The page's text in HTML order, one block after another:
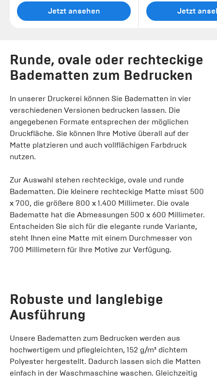
Jetzt ansehen Jetzt
Runde, ovale oder rechteckige
Badematten zum Bedrucken
In unserer Druckerei können Sie Badematten in vier
verschiedenen Versionen bedrucken lassen. Die
angegebenen Formate entsprechen der möglichen
Druckfläche. Sie können Ihre Motive überall auf der
Matte platzieren und auch vollflächigen Farbdruck
nutzen.
Zur Auswahl stehen rechteckige, ovale und runde
Badematten. Die kleinere rechteckige Matte misst 500
x 700, die größere 800 x 1.400 Millimeter. Die ovale
Badematte hat die Abmessungen 500 x 600 Millimeter.
Entscheiden Sie sich für die elegante runde Variante,
steht Ihnen eine Matte mit einem Durchmesser von
700 Millimetern für Ihre Motive zur Verfügung.
Robuste und langlebige
Ausführung
Unsere Badematten zum Bedrucken werden aus
hochwertigem und pflegleichten, 152 g/m² dichtem
Polyester hergestellt. Dadurch lassen sich die Matten
einfach in der Waschmaschine waschen. Gleichzeitig